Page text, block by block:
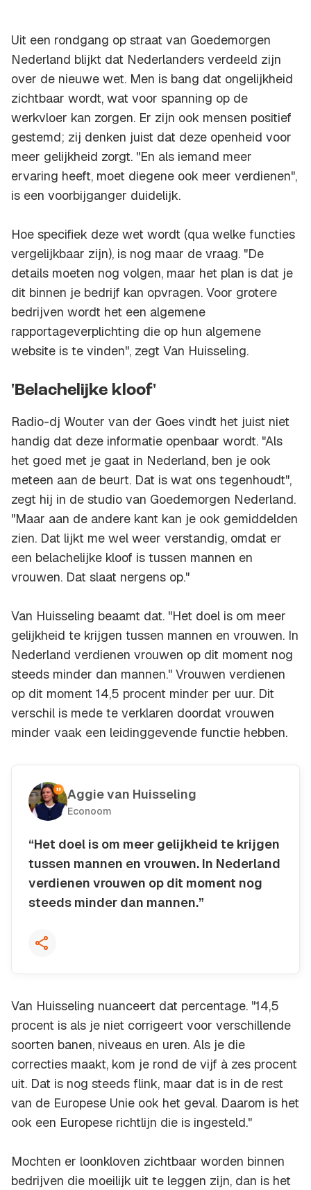
Uit een rondgang op straat van Goedemorgen
Nederland blijkt dat Nederlanders verdeeld zijn
over de nieuwe wet. Men is bang dat ongelijkheid
zichtbaar wordt, wat voor spanning op de
werkvloer kan zorgen. Er zijn ook mensen positief
gestemd; zij denken juist dat deze openheid voor
meer gelijkheid zorgt. "En als iemand meer
ervaring heeft, moet diegene ook meer verdienen",
is een voorbijganger duidelijk.
Hoe specifiek deze wet wordt (qua welke functies
vergelijkbaar zijn), is nog maar de vraag. "De
details moeten nog volgen, maar het plan is dat je
dit binnen je bedrijf kan opvragen. Voor grotere
bedrijven wordt het een algemene
rapportageverplichting die op hun algemene
website is te vinden", zegt Van Huisseling.
'Belachelijke kloof'
Radio-dj Wouter van der Goes vindt het juist niet
handig dat deze informatie openbaar wordt. "Als
het goed met je gaat in Nederland, ben je ook
meteen aan de beurt. Dat is wat ons tegenhoudt",
zegt hij in de studio van Goedemorgen Nederland.
"Maar aan de andere kant kan je ook gemiddelden
zien. Dat lijkt me wel weer verstandig, omdat er
een belachelijke kloof is tussen mannen en
vrouwen. Dat slaat nergens op."
Van Huisseling beaamt dat. "Het doel is om meer
gelijkheid te krijgen tussen mannen en vrouwen. In
Nederland verdienen vrouwen op dit moment nog
steeds minder dan mannen." Vrouwen verdienen
op dit moment 14,5 procent minder per uur. Dit
verschil is mede te verklaren doordat vrouwen
minder vaak een leidinggevende functie hebben.
Aggie van Huisseling
Econoom
“Het doel is om meer gelijkheid te krijgen
tussen mannen en vrouwen. In Nederland
verdienen vrouwen op dit moment nog
steeds minder dan mannen.”
Kopieer quote
Van Huisseling nuanceert dat percentage. "14,5
procent is als je niet corrigeert voor verschillende
soorten banen, niveaus en uren. Als je die
correcties maakt, kom je rond de vijf à zes procent
uit. Dat is nog steeds flink, maar dat is in de rest
van de Europese Unie ook het geval. Daarom is het
ook een Europese richtlijn die is ingesteld."
Mochten er loonkloven zichtbaar worden binnen
bedrijven die moeilijk uit te leggen zijn, dan is het